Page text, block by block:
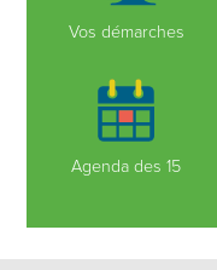
Vos démarches
Agenda des 15